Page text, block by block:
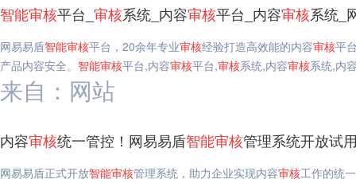
智能审核平台_ 审核系统_内容审核平台_内容审核系统_
网易易盾智能审核平台，20余年专业审核经验打造高效能的内容审核平
产品内容安全。 智能审核平台,内容审核平台,审核系统,内容审核系统,内
来自：网站
内容审核统一管控！网易易盾智能审核管理系统开放试
网易易盾正式开放智能审核管理系统，助力企业实现内容审核工作的统